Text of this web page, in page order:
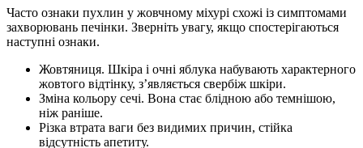
Часто ознаки пухлин у жовчному міхурі схожі із симптомами
захворювань печінки. Зверніть увагу, якщо спостерігаються
наступні ознаки.
Жовтяниця. Шкіра і очні яблука набувають характерного
жовтого відтінку, з’являється свербіж шкіри.
Зміна кольору сечі. Вона стає блідною або темнішою,
ніж раніше.
Різка втрата ваги без видимих ​​причин, стійка
відсутність апетиту.